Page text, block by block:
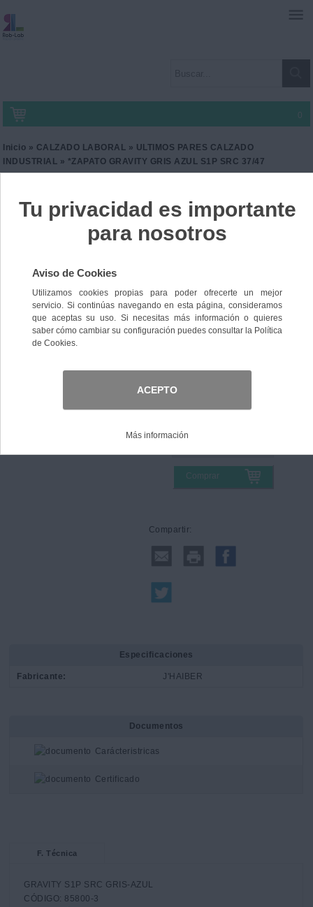
0
Inicio » CALZADO LABORAL » ULTIMOS PARES CALZADO
INDUSTRIAL » *ZAPATO GRAVITY GRIS AZUL S1P SRC 37/47
*ZAPATO GRAVITY GRIS
AZUL S1P SRC 37/47
Ref. JH-85800-3
Color
Comprar
Compartir:
Especificaciones
Fabricante: J'HAIBER
Documentos
Carácteristricas
Certificado
F. Técnica
GRAVITY S1P SRC GRIS-AZUL
CÓDIGO: 85800-3